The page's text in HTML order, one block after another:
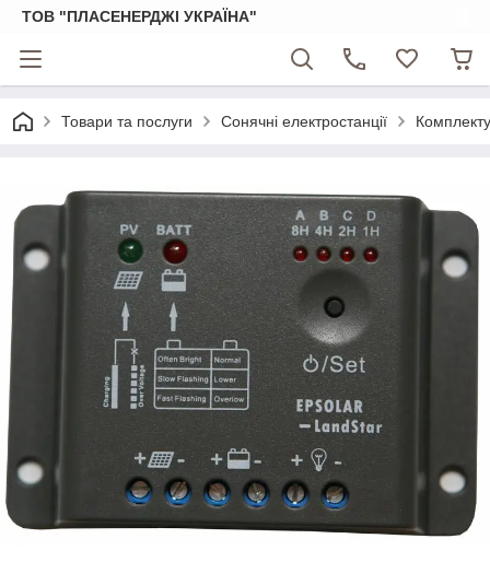
ТОВ "ПЛАСЕНЕРДЖІ УКРАЇНА"
Товари та послуги Сонячні електростанції